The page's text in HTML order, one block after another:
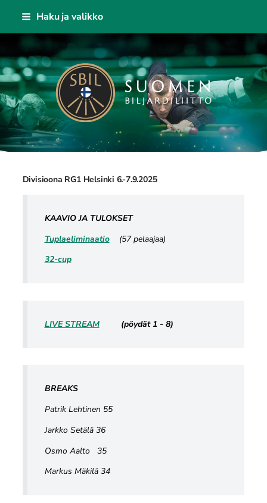
Siirry
sisältöön
Haku ja valikko
Suomen Biljardiliitto ry
Divisioona RG1 Helsinki 6.-7.9.2025
KAAVIO JA TULOKSET
Tuplaeliminaatio(57 pelaajaa)
32-cup
LIVE STREAM(pöydät 1 - 8)
BREAKS
Patrik Lehtinen 55
Jarkko Setälä 36
Osmo Aalto 35
Markus Mäkilä 34